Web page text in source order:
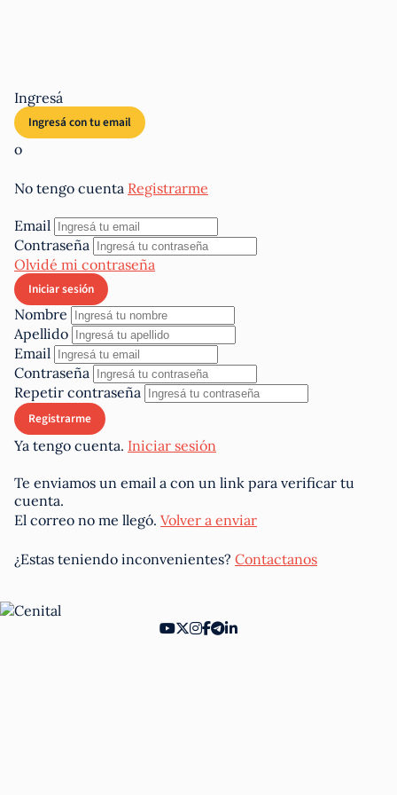
Ingresá
o
No tengo cuenta Registrarme
Email
Contraseña
Olvidé mi contraseña
Nombre
Apellido
Email
Contraseña
Repetir contraseña
Ya tengo cuenta. Iniciar sesión
Te enviamos un email a con un link para verificar tu
cuenta.
El correo no me llegó. Volver a enviar
¿Estas teniendo inconvenientes? Contactanos